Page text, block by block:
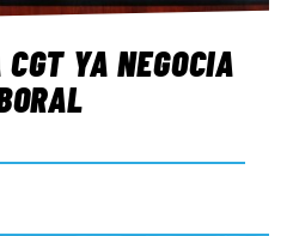
YA NEGOCIA